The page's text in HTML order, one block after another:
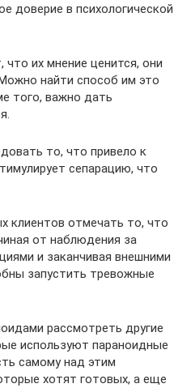
доверие в психологической
их мнение ценится, они
найти способ им это
того, важно дать
то, что привело к
сепарацию, что
клиентов отмечать то, что
от наблюдения за
и заканчивая внешними
запустить тревожные
рассмотреть другие
используют параноидные
самому над этим
хотят готовых, а еще